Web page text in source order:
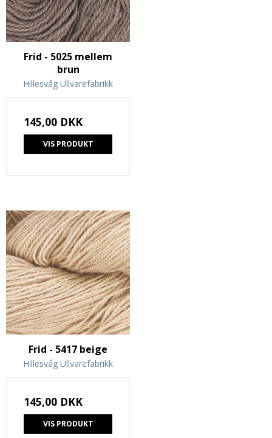
Frid - 5025 mellem
brun
Hillesvåg Ullvarefabrikk
145,00 DKK
VIS PRODUKT
Frid - 5417 beige
Hillesvåg Ullvarefabrikk
145,00 DKK
VIS PRODUKT